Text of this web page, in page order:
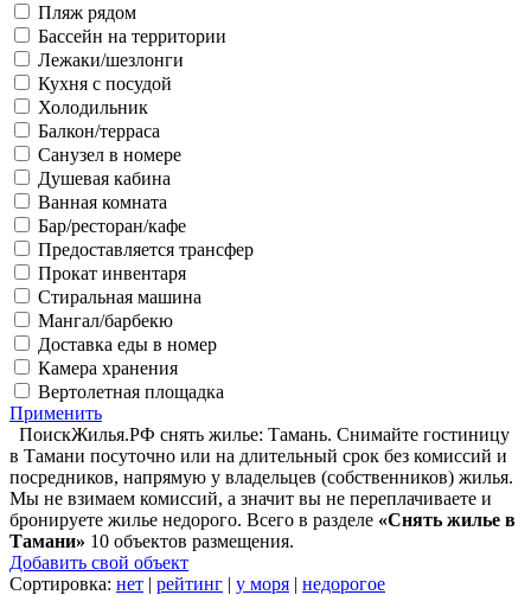
Пляж рядом
Бассейн на территории
Лежаки/шезлонги
Кухня с посудой
Холодильник
Балкон/терраса
Санузел в номере
Душевая кабина
Ванная комната
Бар/ресторан/кафе
Предоставляется трансфер
Прокат инвентаря
Стиральная машина
Мангал/барбекю
Доставка еды в номер
Камера хранения
Вертолетная площадка
Применить
ПоискЖилья.РФ снять жилье: Тамань. Снимайте гостиницу
в Тамани посуточно или на длительный срок без комиссий и
посредников, напрямую у владельцев (собственников) жилья.
Мы не взимаем комиссий, а значит вы не переплачиваете и
бронируете жилье недорого. Всего в разделе «Снять жилье в
Тамани» 10 объектов размещения.
Добавить свой объект
Сортировка: нет | рейтинг | у моря | недорогое